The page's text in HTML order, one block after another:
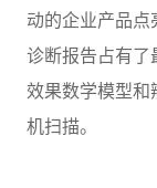
动的企业产品点
诊断报告占有
效果数学模型和
机扫描。